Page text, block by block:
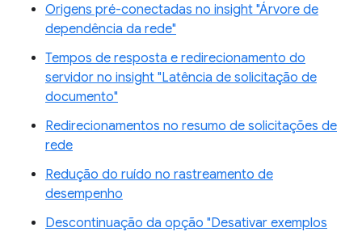
Origens pré-conectadas no insight "Árvore de
dependência da rede"
Tempos de resposta e redirecionamento do
servidor no insight "Latência de solicitação de
documento"
Redirecionamentos no resumo de solicitações de
rede
Redução do ruído no rastreamento de
desempenho
Descontinuação da opção "Desativar exemplos